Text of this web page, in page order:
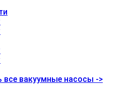
все вакуумные насосы ->